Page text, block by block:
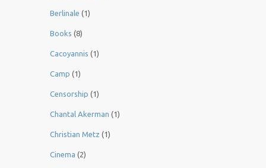
Berlinale (1)
Books (8)
Cacoyannis (1)
Camp (1)
Censorship (1)
Chantal Akerman (1)
Christian Metz (1)
Cinema (2)